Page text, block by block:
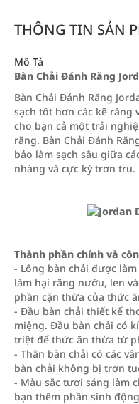
THÔNG TIN SẢN
Mô Tả
Bàn Chải Đánh Răng
Bàn Chải Đánh Răng
sạch tốt hơn các kẽ răng
cho bạn cả một trải
răng. Bàn Chải Đánh
bảo làm sạch sâu giữa
nhàng và cực kỳ trơn tru.
Thành phần chính và
- Lông bàn chải được
làm hại răng nướu, len
phần cặn thừa của thức
- Đầu bàn chải thiết kế
miệng. Đầu bàn chải có
triệt để thức ăn thừa từ
- Thân bàn chải có các
bàn chải không bị trơn
- Màu sắc tươi sáng làm
bạn thêm phần sinh